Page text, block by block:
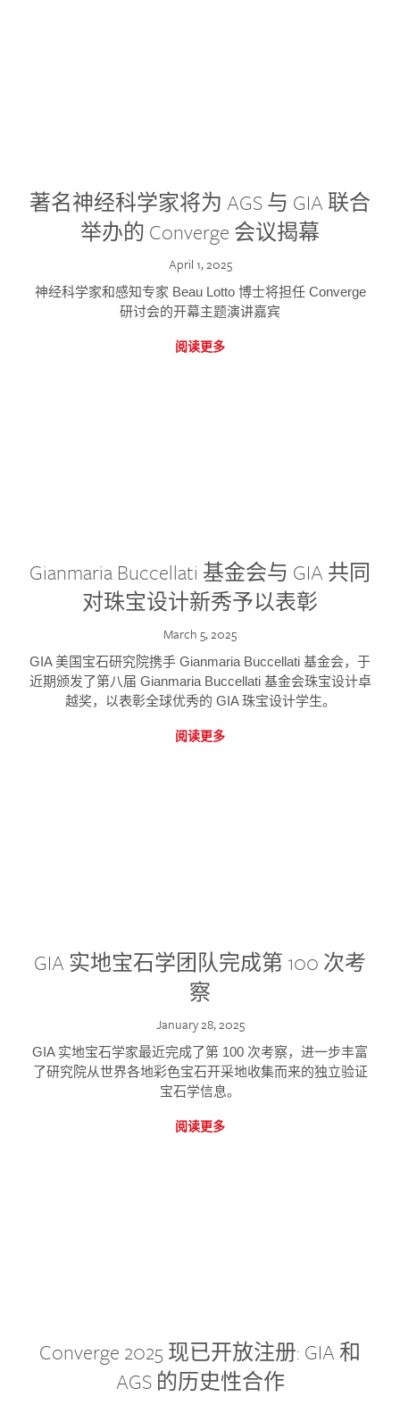
著名神经科学家将为 AGS 与 GIA 联合
举办的 Converge 会议揭幕
April 1, 2025
神经科学家和感知专家 Beau Lotto 博士将担任 Converge
研讨会的开幕主题演讲嘉宾
阅读更多
Gianmaria Buccellati 基金会与 GIA 共同
对珠宝设计新秀予以表彰
March 5, 2025
GIA 美国宝石研究院携手 Gianmaria Buccellati 基金会，于
近期颁发了第八届 Gianmaria Buccellati 基金会珠宝设计卓
越奖，以表彰全球优秀的 GIA 珠宝设计学生。
阅读更多
GIA 实地宝石学团队完成第 100 次考
察
January 28, 2025
GIA 实地宝石学家最近完成了第 100 次考察，进一步丰富
了研究院从世界各地彩色宝石开采地收集而来的独立验证
宝石学信息。
阅读更多
Converge 2025 现已开放注册: GIA 和
AGS 的历史性合作